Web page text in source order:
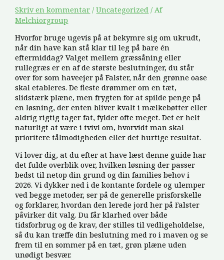
Skriv en kommentar /Uncategorized / Af
Melchiorgroup
Hvorfor bruge ugevis på at bekymre sig om ukrudt,
når din have kan stå klar til leg på bare én
eftermiddag? Valget mellem græssåning eller
rullegræs er en af de største beslutninger, du står
over for som haveejer på Falster, når den grønne oase
skal etableres. De fleste drømmer om en tæt,
slidstærk plæne, men frygten for at spilde penge på
en løsning, der enten bliver kvalt i mælkebøtter eller
aldrig rigtig tager fat, fylder ofte meget. Det er helt
naturligt at være i tvivl om, hvorvidt man skal
prioritere tålmodigheden eller det hurtige resultat.
Vi lover dig, at du efter at have læst denne guide har
det fulde overblik over, hvilken løsning der passer
bedst til netop din grund og din families behov i
2026. Vi dykker ned i de kontante fordele og ulemper
ved begge metoder, ser på de generelle prisforskelle
og forklarer, hvordan den lerede jord her på Falster
påvirker dit valg. Du får klarhed over både
tidsforbrug og de krav, der stilles til vedligeholdelse,
så du kan træffe din beslutning med ro i maven og se
frem til en sommer på en tæt, grøn plæne uden
unødigt besvær.